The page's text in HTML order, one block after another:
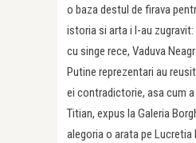
o baza destul de firava
istoria si arta i l-au
cu singe rece, Vaduva
Putine reprezentari au
ei contradictorie, asa cum
Titian, expus la Galeria
alegoria o arata pe Lucretia